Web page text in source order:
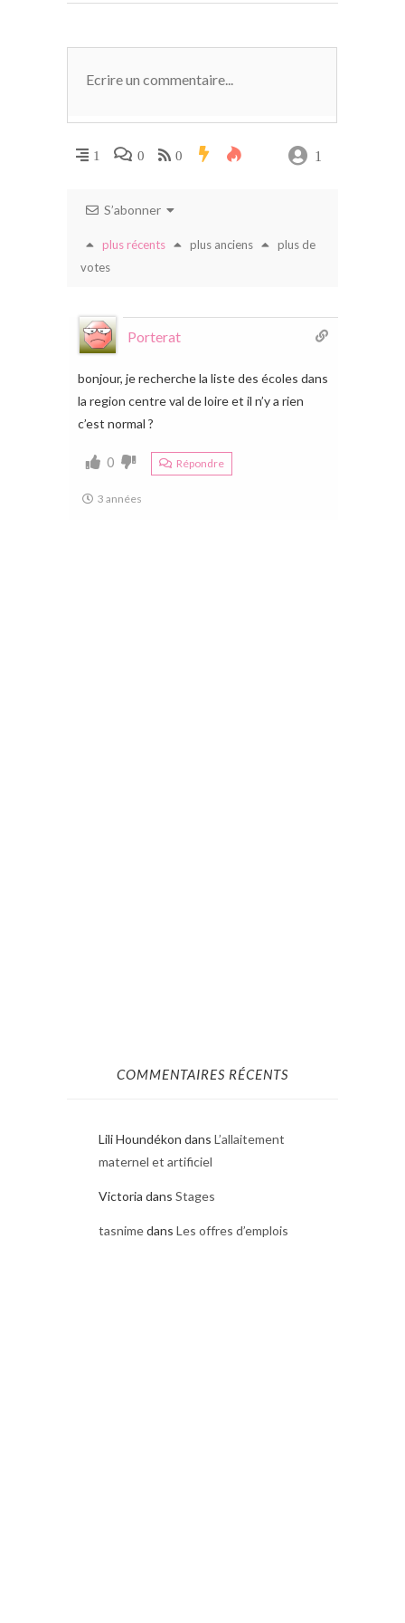
1 0 0 1
S’abonner
plus récents plus anciens
plus de
votes
Porterat
bonjour, je recherche la liste des écoles dans
la region centre val de loire et il n’y a rien
c’est normal ?
0 Répondre
3 années
COMMENTAIRES RÉCENTS
Lili Houndékon dans L’allaitement
maternel et artificiel
Victoria dans Stages
tasnimedans Les offres d’emplois